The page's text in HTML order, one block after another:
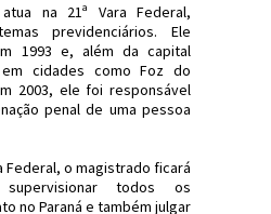
na 21ª Vara Federal,
previdenciários. Ele
1993 e, além da capital
em cidades como Foz do
2003, ele foi responsável
penal de uma pessoa
Federal, o magistrado ficará
todos os
no Paraná e também julgar